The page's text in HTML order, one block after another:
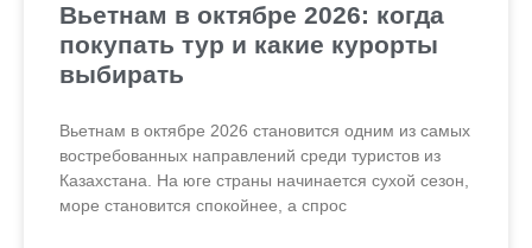
Вьетнам в октябре 2026: когда
покупать тур и какие курорты
выбирать
Вьетнам в октябре 2026 становится одним из самых
востребованных направлений среди туристов из
Казахстана. На юге страны начинается сухой сезон,
море становится спокойнее, а спрос